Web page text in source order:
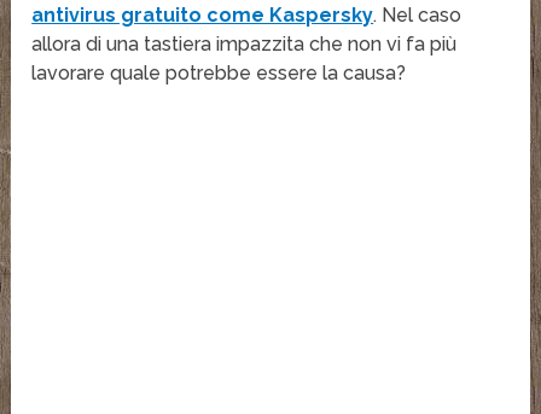
antivirus gratuito come Kaspersky. Nel caso
allora di una tastiera impazzita che non vi fa più
lavorare quale potrebbe essere la causa?